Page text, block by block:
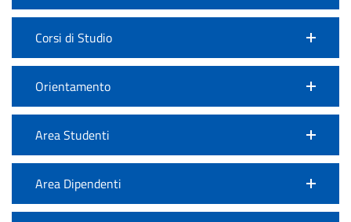
Corsi di Studio
Orientamento
Area Studenti
Area Dipendenti